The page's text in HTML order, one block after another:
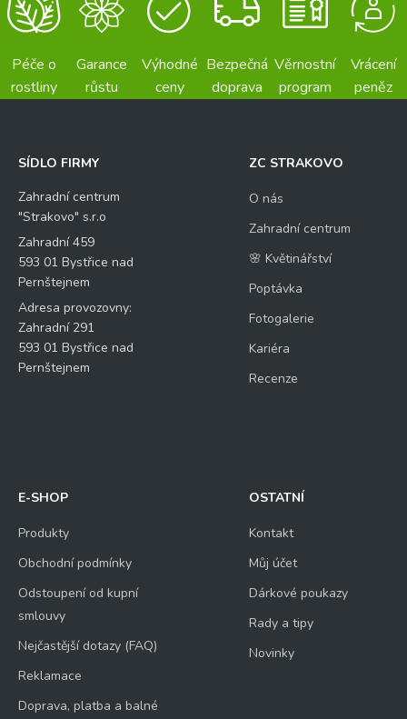
Péče o
rostliny
Garance
růstu
Výhodné
ceny
Bezpečná
doprava
Věrnostní
program
Vrácení
peněz
SÍDLO FIRMY
Zahradní centrum
"Strakovo" s.r.o
Zahradní 459
593 01 Bystřice nad
Pernštejnem
Adresa provozovny:
Zahradní 291
593 01 Bystřice nad
Pernštejnem
ZC STRAKOVO
O nás
Zahradní centrum
🌸 Květinářství
Poptávka
Fotogalerie
Kariéra
Recenze
E-SHOP
Produkty
Obchodní podmínky
Odstoupení od kupní
smlouvy
Nejčastější dotazy (FAQ)
Reklamace
Doprava, platba a balné
OSTATNÍ
Kontakt
Můj účet
Dárkové poukazy
Rady a tipy
Novinky